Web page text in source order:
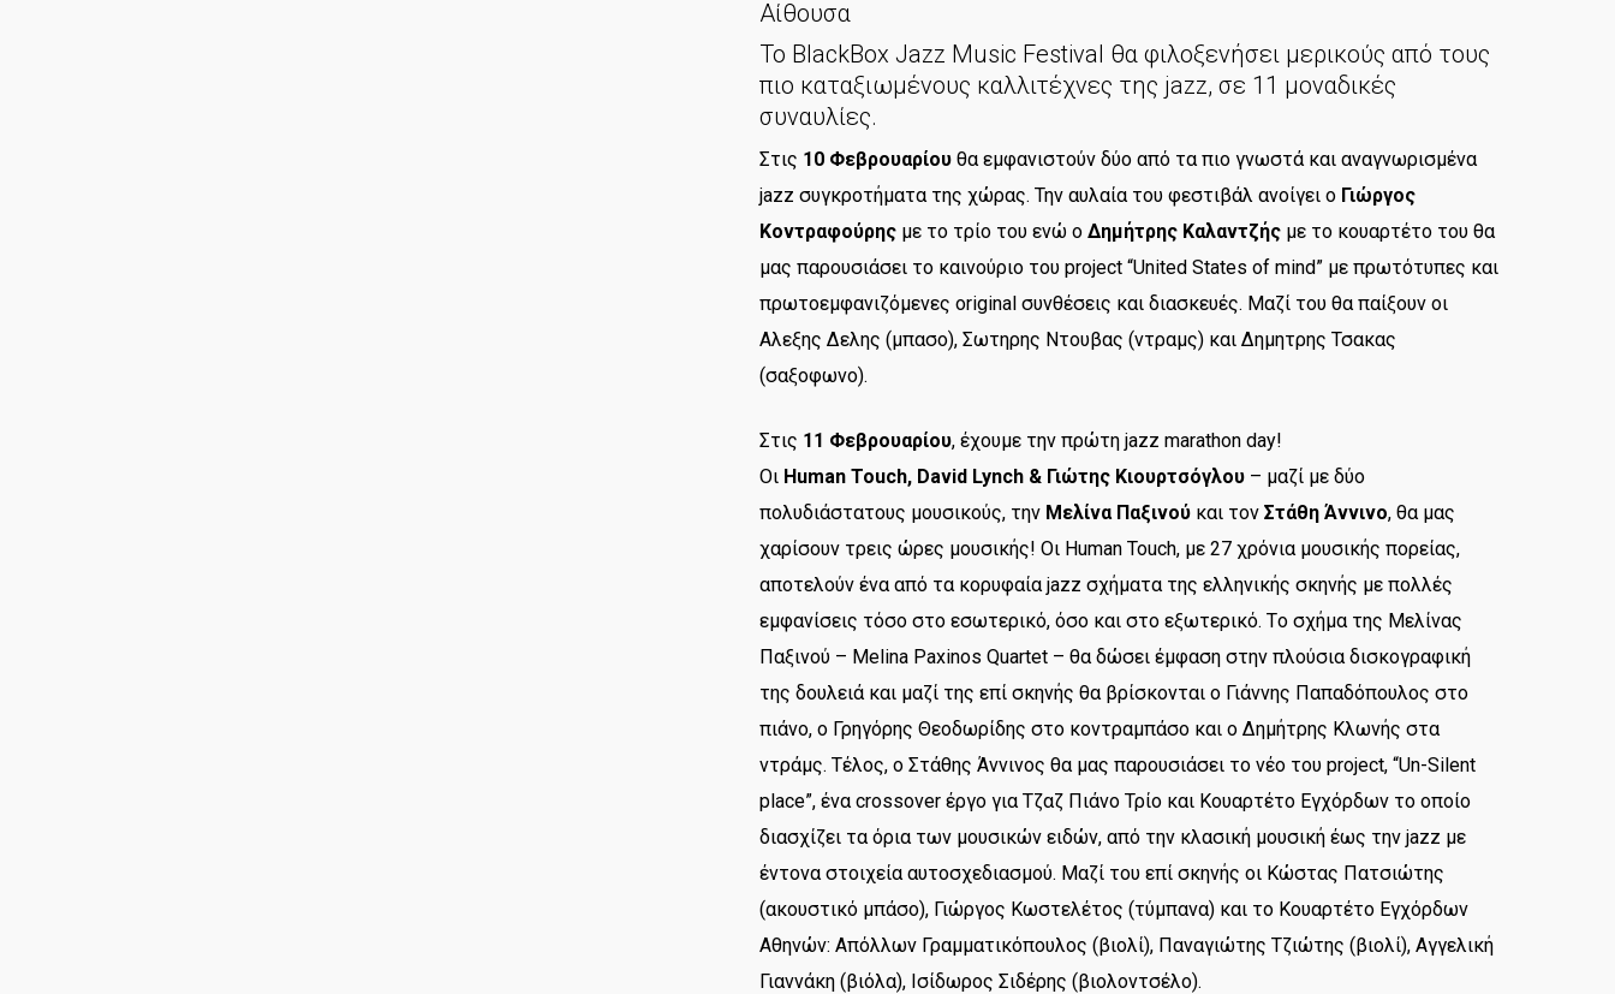
Αίθουσα
Το BlackBox Jazz Music Festival θα φιλοξενήσει μερικούς από τους
πιο καταξιωμένους καλλιτέχνες της jazz, σε 11 μοναδικές
συναυλίες.
Στις 10 Φεβρουαρίουθα εμφανιστούν δύο από τα πιο γνωστά και αναγνωρισμένα
jazz συγκροτήματα της χώρας. Την αυλαία του φεστιβάλ ανοίγει ο Γιώργος
Κοντραφούρηςμε το τρίο του ενώ ο Δημήτρης Καλαντζήςμε το κουαρτέτο του θα
μας παρουσιάσει το καινούριο του project “United States of mind” με πρωτότυπες και
πρωτοεμφανιζόμενες original συνθέσεις και διασκευές. Μαζί του θα παίξουν οι
Αλεξης Δελης (μπασο), Σωτηρης Ντουβας (ντραμς) και Δημητρης Τσακας
(σαξοφωνο).
Στις 11 Φεβρουαρίου, έχουμε την πρώτη jazz marathon day!
Οι Human Touch, David Lynch & Γιώτης Κιουρτσόγλου– μαζί με δύο
πολυδιάστατους μουσικούς, την Μελίνα Παξινούκαι τον Στάθη Άννινο, θα μας
χαρίσουν τρεις ώρες μουσικής! Οι Human Touch, με 27 χρόνια μουσικής πορείας,
αποτελούν ένα από τα κορυφαία jazz σχήματα της ελληνικής σκηνής με πολλές
εμφανίσεις τόσο στο εσωτερικό, όσο και στο εξωτερικό. Tο σχήμα της Μελίνας
Παξινού – Melina Paxinos Quartet – θα δώσει έμφαση στην πλούσια δισκογραφική
της δουλειά και μαζί της επί σκηνής θα βρίσκονται ο Γιάννης Παπαδόπουλος στο
πιάνο, ο Γρηγόρης Θεοδωρίδης στο κοντραμπάσο και ο Δημήτρης Κλωνής στα
ντράμς. Τέλος, ο Στάθης Άννινος θα μας παρουσιάσει το νέο του project, “Un-Silent
place”, ένα crossover έργο για Τζαζ Πιάνο Τρίο και Κουαρτέτο Εγχόρδων το οποίο
διασχίζει τα όρια των μουσικών ειδών, από την κλασική μουσική έως την jazz με
έντονα στοιχεία αυτοσχεδιασμού. Μαζί του επί σκηνής οι Κώστας Πατσιώτης
(ακουστικό μπάσο), Γιώργος Κωστελέτος (τύμπανα) και το Κουαρτέτο Εγχόρδων
Αθηνών: Απόλλων Γραμματικόπουλος (βιολί), Παναγιώτης Τζιώτης (βιολί), Αγγελική
Γιαννάκη (βιόλα), Ισίδωρος Σιδέρης (βιολοντσέλο).